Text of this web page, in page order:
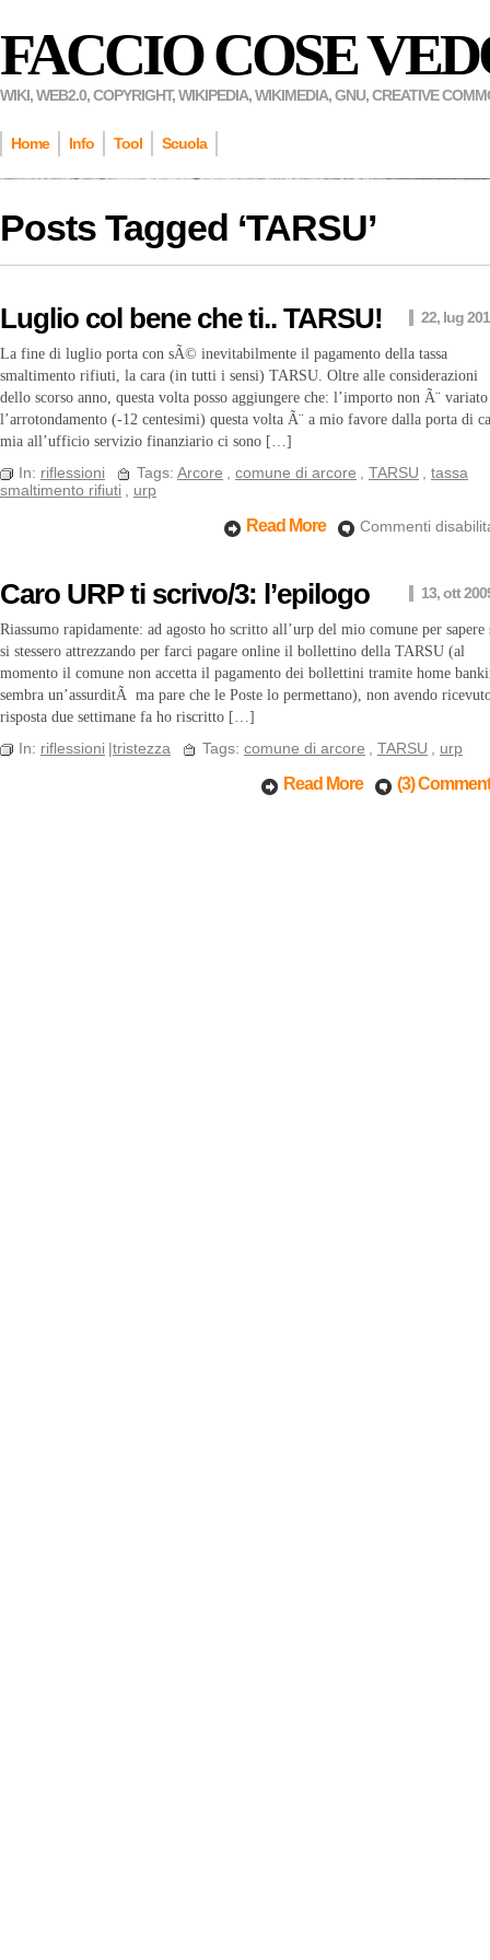
FACCIO COSE
WIKI, WEB2.0, COPYRIGHT, WIKIPEDIA, WIKIMEDIA, GNU, CREATIVE
Home Info Tool Scuola
Posts Tagged ‘TARSU’
Luglio col bene che ti.. TARSU! 22, lug
La fine di luglio porta con sÃ© inevitabilmente il pagamento della tassa
smaltimento rifiuti, la cara (in tutti i sensi) TARSU. Oltre alle considerazioni
dello scorso anno, questa volta posso aggiungere che: l’importo non Ã¨ variato
l’arrotondamento (-12 centesimi) questa volta Ã¨ a mio favore dalla porta di
mia all’ufficio servizio finanziario ci sono […]
In: riflessioni Tags: Arcore comune di arcore TARSU
tassa
smaltimento rifiuti
urp
Read More Commenti
Caro URP ti scrivo/3: l’epilogo 13, ott
Riassumo rapidamente: ad agosto ho scritto all’urp del mio comune per sapere
si stessero attrezzando per farci pagare online il bollettino della TARSU (al
momento il comune non accetta il pagamento dei bollettini tramite home
sembra un’assurditÃ ma pare che le Poste lo permettano), non avendo
risposta due settimane fa ho riscritto […]
In: riflessioni |tristezza Tags: comune di arcore TARSU urp
Read More (3)